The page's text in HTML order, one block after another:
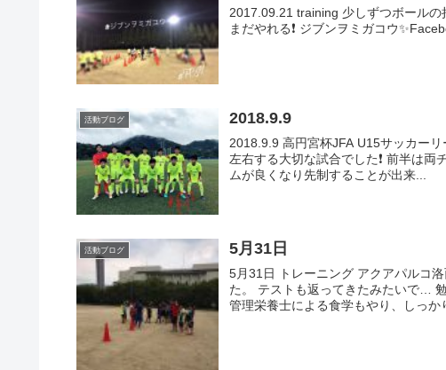
2017.09.21 training 少しずつボール
まだやれる❗️ ジブンヲミガコウ
活動ブログ 2018.9.9
2018.9.9 高円宮杯JFA U15サッカー
左右する大切な試合でした❗️ 前半は
ムが良くなり先制することが出来...
活動ブログ 5月31日
5月31日 トレーニング アクアパルコ
た。 テストも返ってきたみたいで…
管理栄養士による食学もやり、しっ